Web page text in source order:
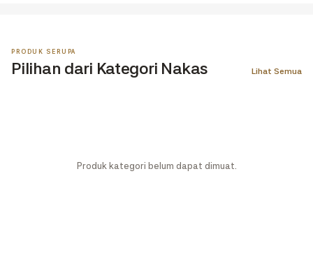
PRODUK SERUPA
Pilihan dari Kategori Nakas Lihat Semua
Produk kategori belum dapat dimuat.